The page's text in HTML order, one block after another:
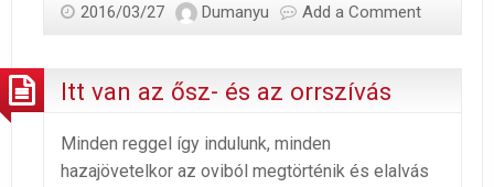
2016/03/27 Dumanyu Add a Comment
Itt van az ősz- és az orrszívás
Minden reggel így indulunk, minden
hazajövetelkor az oviból megtörténik és elalvás